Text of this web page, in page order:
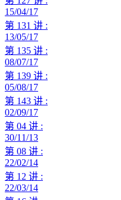
15/04/17
第 131 讲 :
13/05/17
第 135 讲 :
08/07/17
第 139 讲 :
05/08/17
第 143 讲 :
02/09/17
第 04 讲 :
30/11/13
第 08 讲 :
22/02/14
第 12 讲 :
22/03/14